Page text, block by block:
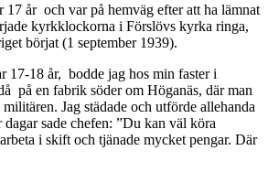
år och var på hemväg efter att ha lämnat
kyrkklockorna i Förslövs kyrka ringa,
börjat (1 september 1939).
17-18 år, bodde jag hos min faster i
på en fabrik söder om Höganäs, där man
Jag städade och utförde allehanda
dagar sade chefen: ”Du kan väl köra
i skift och tjänade mycket pengar. Där